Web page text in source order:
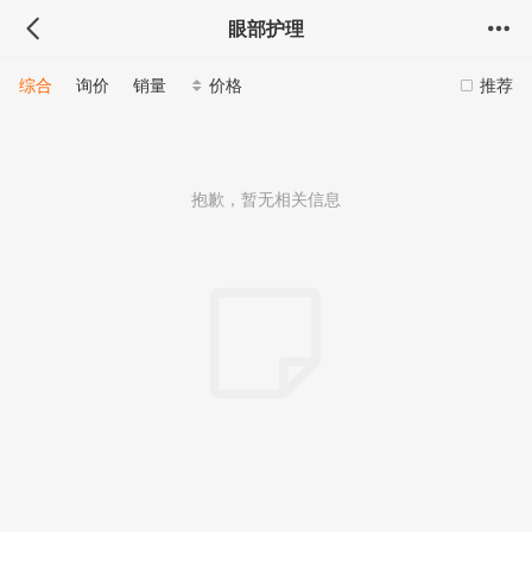
眼部护理
推荐
综合 询价 销量 价格
抱歉，暂无相关信息